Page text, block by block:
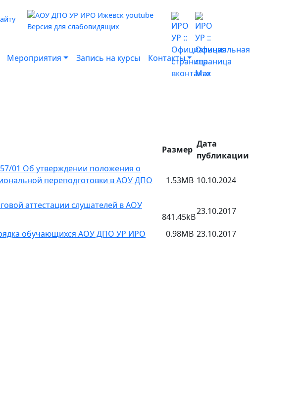
Версия для слабовидящих
Мероприятия Запись на курсы
Контакты
Размер
Дата
публикации
01 Об утверждении положения о
переподготовки в АОУ ДПО
1.53MB 10.10.2024
аттестации слушателей в АОУ
841.45kB
23.10.2017
обучающихся АОУ ДПО УР ИРО 0.98MB 23.10.2017